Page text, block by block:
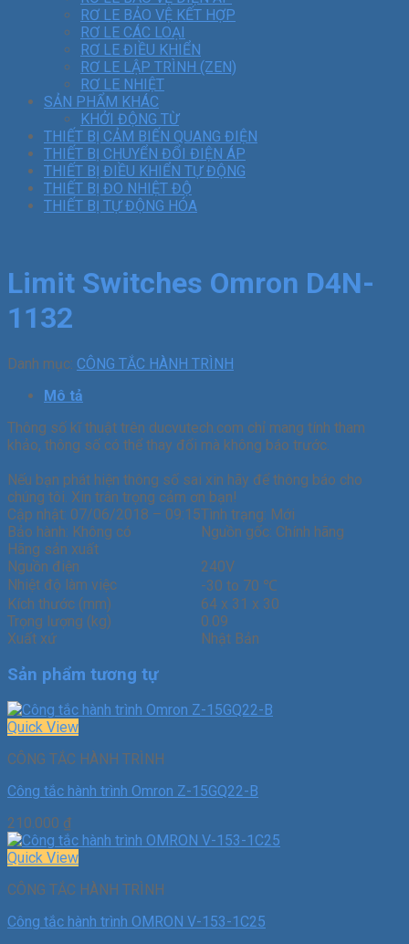
RƠ LE BẢO VỆ KẾT HỢP
RƠ LE CÁC LOẠI
RƠ LE ĐIỀU KHIỂN
RƠ LE LẬP TRÌNH (ZEN)
RƠ LE NHIỆT
SẢN PHẨM KHÁC
KHỞI ĐỘNG TỪ
THIẾT BỊ CẢM BIẾN QUANG ĐIỆN
THIẾT BỊ CHUYỂN ĐỔI ĐIỆN ÁP
THIẾT BỊ ĐIỀU KHIỂN TỰ ĐỘNG
THIẾT BỊ ĐO NHIỆT ĐỘ
THIẾT BỊ TỰ ĐỘNG HÓA
Limit Switches Omron D4N-
1132
Danh mục: CÔNG TẮC HÀNH TRÌNH
Mô tả
Thông số kĩ thuật trên ducvutech.com chỉ mang tính tham
khảo, thông số có thể thay đổi mà không báo trước.
Nếu bạn phát hiện thông số sai xin hãy để thông báo cho
chúng tôi. Xin trân trọng cảm ơn bạn!
Cập nhật: 07/06/2018 – 09:15Tình trạng: Mới
Bảo hành: Không có Nguồn gốc: Chính hãng
Hãng sản xuất
Nguồn điện
240V
Nhiệt độ làm việc
-30 to 70 ℃
Kích thước (mm)
64 x 31 x 30
Trọng lượng (kg)
0.09
Xuất xứ
Nhật Bản
Sản phẩm tương tự
Quick View
CÔNG TẮC HÀNH TRÌNH
Công tắc hành trình Omron Z-15GQ22-B
210.000 ₫
Quick View
CÔNG TẮC HÀNH TRÌNH
Công tắc hành trình OMRON V-153-1C25